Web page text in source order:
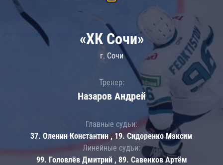
«ХК Сочи»
г. Сочи
Тренер:
Назаров Андрей
Главные судьи:
37. Оленин Константин , 19. Сидоренко Максим
Линейные судьи:
99. Головлёв Дмитрий , 89. Савенков Артём